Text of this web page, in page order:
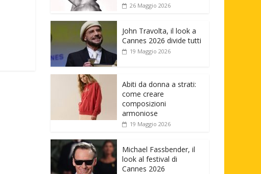
26 Maggio 2026
John Travolta, il look a
Cannes 2026 divide tutti
19 Maggio 2026
Abiti da donna a strati:
come creare
composizioni
armoniose
19 Maggio 2026
Michael Fassbender, il
look al festival di
Cannes 2026